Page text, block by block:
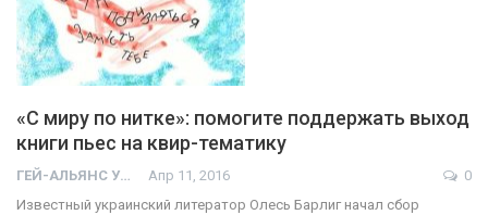
«С миру по нитке»: помогите поддержать выход
книги пьес на квир-тематику
ГЕЙ-АЛЬЯНС УКРАИНА Апр 11, 2016
0
Известный украинский литератор Олесь Барлиг начал сбор